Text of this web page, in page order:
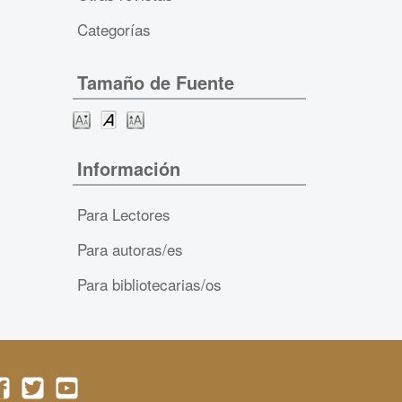
Categorías
Tamaño de Fuente
Información
Para Lectores
Para autoras/es
Para bibliotecarias/os